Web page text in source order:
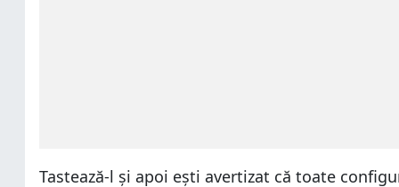
Tastează-l și apoi ești avertizat că toate